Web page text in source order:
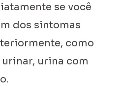
se você
dos sintomas
como
urina com